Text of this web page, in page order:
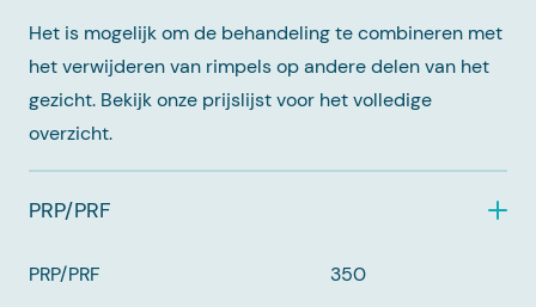
Het is mogelijk om de behandeling te combineren met
het verwijderen van rimpels op andere delen van het
gezicht. Bekijk onze prijslijst voor het volledige
overzicht.
PRP/PRF
PRP/PRF 350